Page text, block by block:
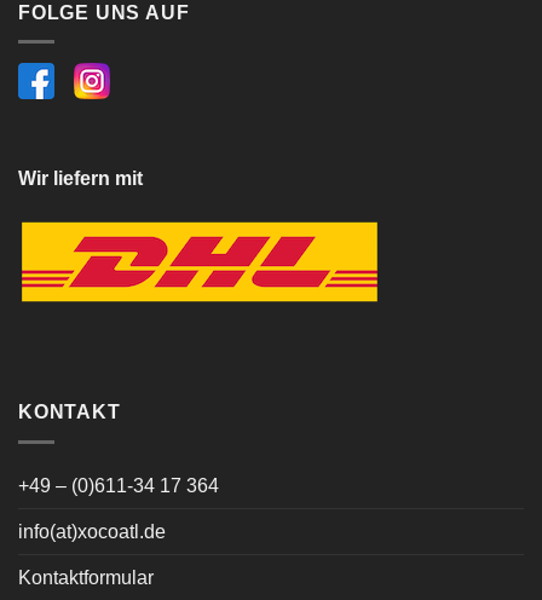
FOLGE UNS AUF
Wir liefern mit
KONTAKT
+49 – (0)611-34 17 364
info(at)xocoatl.de
Kontaktformular